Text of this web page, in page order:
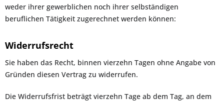
weder ihrer gewerblichen noch ihrer selbständigen
beruflichen Tätigkeit zugerechnet werden können:
Widerrufsrecht
Sie haben das Recht, binnen vierzehn Tagen ohne Angabe von
Gründen diesen Vertrag zu widerrufen.
Die Widerrufsfrist beträgt vierzehn Tage ab dem Tag, an dem